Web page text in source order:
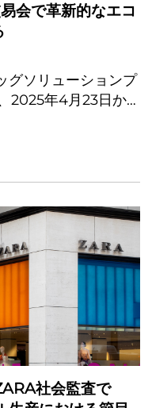
会で革新的なエコ
グソリューションプ
2025年4月23日か
を集めました。同社
で...
社会監査で